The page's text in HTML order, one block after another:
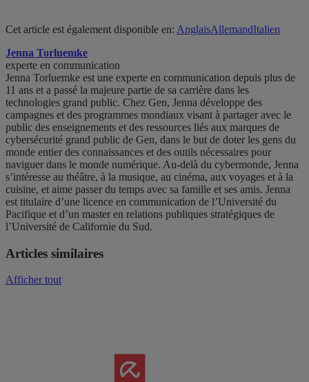
Cet article est également disponible en: AnglaisAllemandItalien
Jenna Torluemke
experte en communication
Jenna Torluemke est une experte en communication depuis plus de
11 ans et a passé la majeure partie de sa carrière dans les
technologies grand public. Chez Gen, Jenna développe des
campagnes et des programmes mondiaux visant à partager avec le
public des enseignements et des ressources liés aux marques de
cybersécurité grand public de Gen, dans le but de doter les gens du
monde entier des connaissances et des outils nécessaires pour
naviguer dans le monde numérique. Au-delà du cybermonde, Jenna
s’intéresse au théâtre, à la musique, au cinéma, aux voyages et à la
cuisine, et aime passer du temps avec sa famille et ses amis. Jenna
est titulaire d’une licence en communication de l’Université du
Pacifique et d’un master en relations publiques stratégiques de
l’Université de Californie du Sud.
Articles similaires
Afficher tout